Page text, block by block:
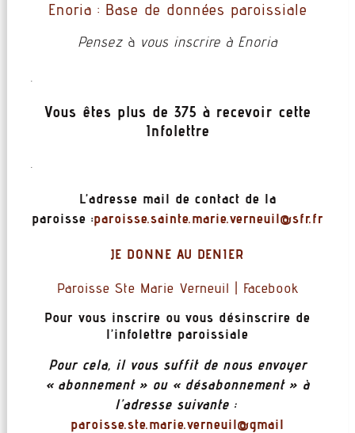
Enoria : Base de données paroissiale
Pensez à vous inscrire à Enoria
.
Vous êtes plus de 375 à recevoir cette
Infolettre
.
L’adresse mail de contact de la
paroisse :
rf.rfs
@liuenrev.eiram.etnias.essiorap
JE DONNE AU DENIER
Paroisse Ste Marie Verneuil | Facebook
Pour vous inscrire ou vous désinscrire de
l’infolettre paroissiale
Pour cela, il vous suffit de nous envoyer
« abonnement » ou « désabonnement » à
l’adresse suivante :
paroisse.ste.marie.verneuil@gmail